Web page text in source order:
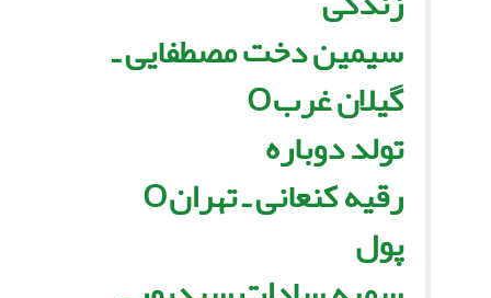
سیمین دخت مصطفایى ـ
گیلان غربO
تولد دوباره
رقیه کنعانى ـ تهرانO
پول